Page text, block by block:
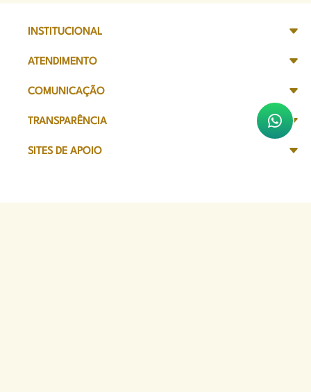
INSTITUCIONAL
ATENDIMENTO
COMUNICAÇÃO
TRANSPARÊNCIA
SITES DE APOIO